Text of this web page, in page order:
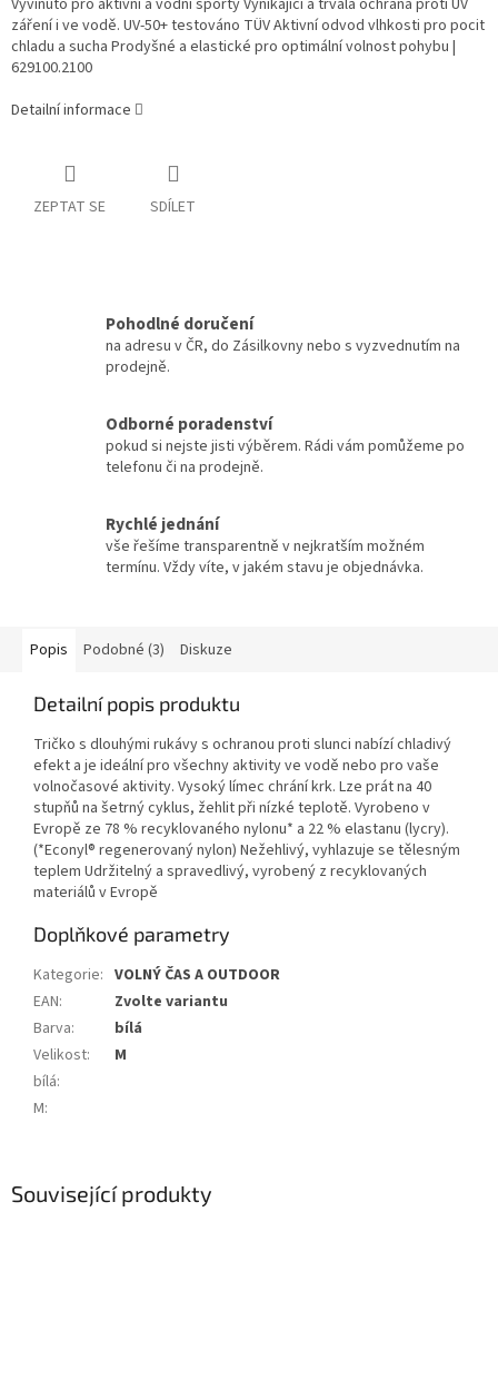
Vyvinuto pro aktivní a vodní sporty Vynikající a trvalá ochrana proti UV
záření i ve vodě. UV-50+ testováno TÜV Aktivní odvod vlhkosti pro pocit
chladu a sucha Prodyšné a elastické pro optimální volnost pohybu |
629100.2100
Detailní informace
ZEPTAT SE SDÍLET
Pohodlné doručení
na adresu v ČR, do Zásilkovny nebo s vyzvednutím na
prodejně.
Odborné poradenství
pokud si nejste jisti výběrem. Rádi vám pomůžeme po
telefonu či na prodejně.
Rychlé jednání
vše řešíme transparentně v nejkratším možném
termínu. Vždy víte, v jakém stavu je objednávka.
Související produkty
Popis Podobné (3) Diskuze
Detailní popis produktu
Tričko s dlouhými rukávy s ochranou proti slunci nabízí chladivý
efekt a je ideální pro všechny aktivity ve vodě nebo pro vaše
volnočasové aktivity. Vysoký límec chrání krk. Lze prát na 40
stupňů na šetrný cyklus, žehlit při nízké teplotě. Vyrobeno v
Evropě ze 78 % recyklovaného nylonu* a 22 % elastanu (lycry).
(*Econyl® regenerovaný nylon) Nežehlivý, vyhlazuje se tělesným
teplem Udržitelný a spravedlivý, vyrobený z recyklovaných
materiálů v Evropě
Doplňkové parametry
Kategorie: VOLNÝ ČAS A OUTDOOR
EAN:
Zvolte variantu
Barva:
bílá
Velikost:
M
bílá:
M: